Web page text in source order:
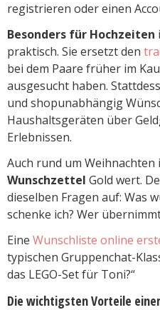
registrieren oder einen
Besonders für Hochzeiten
praktisch. Sie ersetzt den
bei dem Paare früher im
ausgesucht haben.
und shopunabhängig
Haushaltsgeräten über
Erlebnissen.
Auch rund um Weihnachten
Wunschzettel Gold wert.
dieselben Fragen auf: Was
schenke ich? Wer
Eine Wunschliste online
typischen Gruppenchat-
das LEGO-Set für Toni?“
Die wichtigsten Vorteile